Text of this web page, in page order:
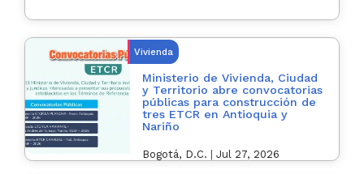
Vivienda
Ministerio de Vivienda, Ciudad
y Territorio abre convocatorias
públicas para construcción de
tres ETCR en Antioquia y
Nariño
Bogotá, D.C. | Jul 27, 2026